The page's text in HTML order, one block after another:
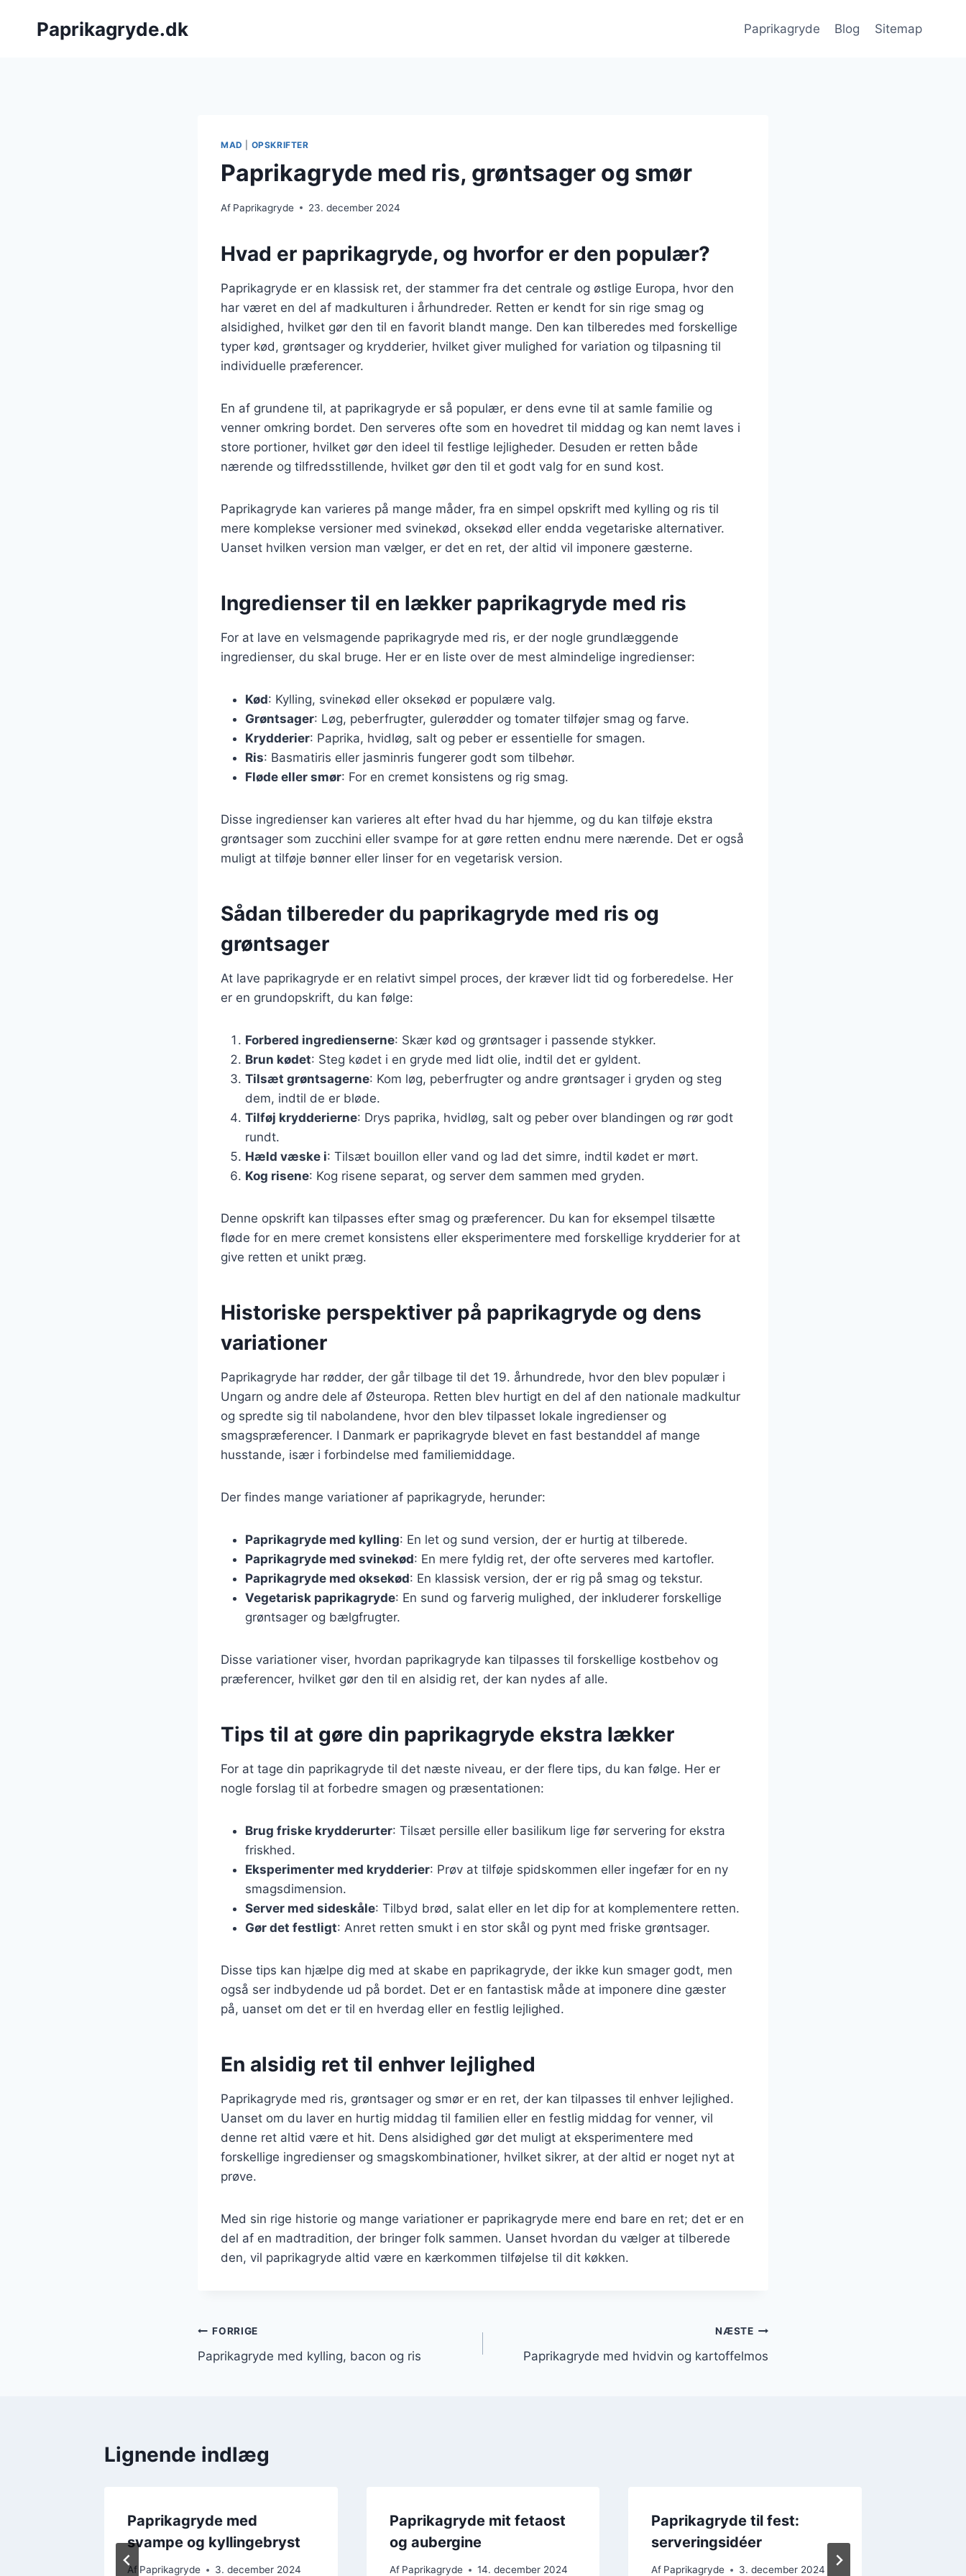
Paprikagryde.dk Paprikagryde Blog Sitemap
MAD OPSKRIFTER
Paprikagryde med ris, grøntsager og smør
Af Paprikagryde 23. december 2024
Hvad er paprikagryde, og hvorfor er den populær?
Paprikagryde er en klassisk ret, der stammer fra det centrale og østlige Europa, hvor den
har været en del af madkulturen i århundreder. Retten er kendt for sin rige smag og
alsidighed, hvilket gør den til en favorit blandt mange. Den kan tilberedes med forskellige
typer kød, grøntsager og krydderier, hvilket giver mulighed for variation og tilpasning til
individuelle præferencer.
En af grundene til, at paprikagryde er så populær, er dens evne til at samle familie og
venner omkring bordet. Den serveres ofte som en hovedret til middag og kan nemt laves i
store portioner, hvilket gør den ideel til festlige lejligheder. Desuden er retten både
nærende og tilfredsstillende, hvilket gør den til et godt valg for en sund kost.
Paprikagryde kan varieres på mange måder, fra en simpel opskrift med kylling og ris til
mere komplekse versioner med svinekød, oksekød eller endda vegetariske alternativer.
Uanset hvilken version man vælger, er det en ret, der altid vil imponere gæsterne.
Ingredienser til en lækker paprikagryde med ris
For at lave en velsmagende paprikagryde med ris, er der nogle grundlæggende
ingredienser, du skal bruge. Her er en liste over de mest almindelige ingredienser:
Kød: Kylling, svinekød eller oksekød er populære valg.
Grøntsager: Løg, peberfrugter, gulerødder og tomater tilføjer smag og farve.
Krydderier: Paprika, hvidløg, salt og peber er essentielle for smagen.
Ris: Basmatiris eller jasminris fungerer godt som tilbehør.
Fløde eller smør: For en cremet konsistens og rig smag.
Disse ingredienser kan varieres alt efter hvad du har hjemme, og du kan tilføje ekstra
grøntsager som zucchini eller svampe for at gøre retten endnu mere nærende. Det er også
muligt at tilføje bønner eller linser for en vegetarisk version.
Sådan tilbereder du paprikagryde med ris og
grøntsager
At lave paprikagryde er en relativt simpel proces, der kræver lidt tid og forberedelse. Her
er en grundopskrift, du kan følge:
Forbered ingredienserne: Skær kød og grøntsager i passende stykker.
Brun kødet: Steg kødet i en gryde med lidt olie, indtil det er gyldent.
Tilsæt grøntsagerne: Kom løg, peberfrugter og andre grøntsager i gryden og steg
dem, indtil de er bløde.
Tilføj krydderierne: Drys paprika, hvidløg, salt og peber over blandingen og rør godt
rundt.
Hæld væske i: Tilsæt bouillon eller vand og lad det simre, indtil kødet er mørt.
Kog risene: Kog risene separat, og server dem sammen med gryden.
Denne opskrift kan tilpasses efter smag og præferencer. Du kan for eksempel tilsætte
fløde for en mere cremet konsistens eller eksperimentere med forskellige krydderier for at
give retten et unikt præg.
Historiske perspektiver på paprikagryde og dens
variationer
Paprikagryde har rødder, der går tilbage til det 19. århundrede, hvor den blev populær i
Ungarn og andre dele af Østeuropa. Retten blev hurtigt en del af den nationale madkultur
og spredte sig til nabolandene, hvor den blev tilpasset lokale ingredienser og
smagspræferencer. I Danmark er paprikagryde blevet en fast bestanddel af mange
husstande, især i forbindelse med familiemiddage.
Der findes mange variationer af paprikagryde, herunder:
Paprikagryde med kylling: En let og sund version, der er hurtig at tilberede.
Paprikagryde med svinekød: En mere fyldig ret, der ofte serveres med kartofler.
Paprikagryde med oksekød: En klassisk version, der er rig på smag og tekstur.
Vegetarisk paprikagryde: En sund og farverig mulighed, der inkluderer forskellige
grøntsager og bælgfrugter.
Disse variationer viser, hvordan paprikagryde kan tilpasses til forskellige kostbehov og
præferencer, hvilket gør den til en alsidig ret, der kan nydes af alle.
Tips til at gøre din paprikagryde ekstra lækker
For at tage din paprikagryde til det næste niveau, er der flere tips, du kan følge. Her er
nogle forslag til at forbedre smagen og præsentationen:
Brug friske krydderurter: Tilsæt persille eller basilikum lige før servering for ekstra
friskhed.
Eksperimenter med krydderier: Prøv at tilføje spidskommen eller ingefær for en ny
smagsdimension.
Server med sideskåle: Tilbyd brød, salat eller en let dip for at komplementere retten.
Gør det festligt: Anret retten smukt i en stor skål og pynt med friske grøntsager.
Disse tips kan hjælpe dig med at skabe en paprikagryde, der ikke kun smager godt, men
også ser indbydende ud på bordet. Det er en fantastisk måde at imponere dine gæster
på, uanset om det er til en hverdag eller en festlig lejlighed.
En alsidig ret til enhver lejlighed
Paprikagryde med ris, grøntsager og smør er en ret, der kan tilpasses til enhver lejlighed.
Uanset om du laver en hurtig middag til familien eller en festlig middag for venner, vil
denne ret altid være et hit. Dens alsidighed gør det muligt at eksperimentere med
forskellige ingredienser og smagskombinationer, hvilket sikrer, at der altid er noget nyt at
prøve.
Med sin rige historie og mange variationer er paprikagryde mere end bare en ret; det er en
del af en madtradition, der bringer folk sammen. Uanset hvordan du vælger at tilberede
den, vil paprikagryde altid være en kærkommen tilføjelse til dit køkken.
Indlægsnavigation
FORRIGE
Paprikagryde med kylling, bacon og ris
NÆSTE
Paprikagryde med hvidvin og kartoffelmos
Lignende indlæg
Paprikagryde med
svampe og kyllingebryst
Af Paprikagryde 3. december 2024
Paprikagryde mit fetaost
og aubergine
Af Paprikagryde 14. december 2024
Paprikagryde til fest:
serveringsidéer
Af Paprikagryde 3. december 2024